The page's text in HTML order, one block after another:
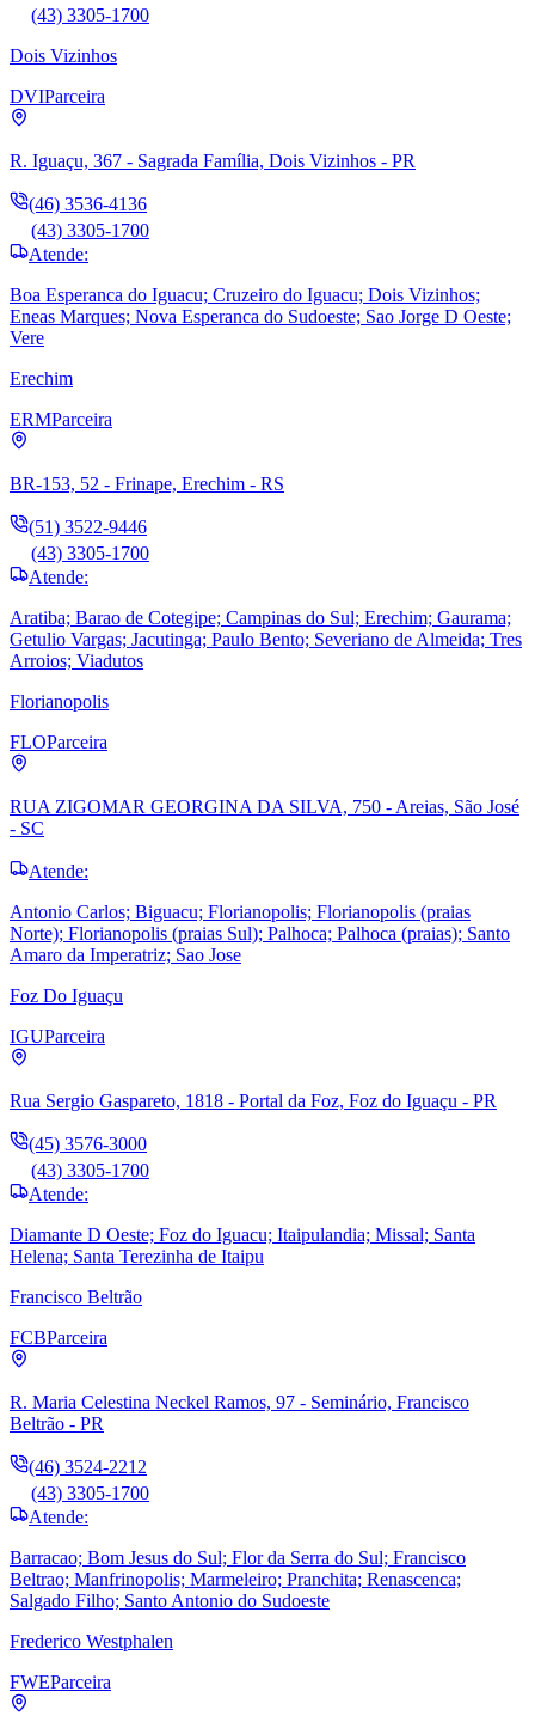
(43) 3305-1700
Dois Vizinhos
DVIParceira
R. Iguaçu, 367 - Sagrada Família, Dois Vizinhos - PR
(46) 3536-4136
(43) 3305-1700
Atende:
Boa Esperanca do Iguacu; Cruzeiro do Iguacu; Dois Vizinhos;
Eneas Marques; Nova Esperanca do Sudoeste; Sao Jorge D Oeste;
Vere
Erechim
ERMParceira
BR-153, 52 - Frinape, Erechim - RS
(51) 3522-9446
(43) 3305-1700
Atende:
Aratiba; Barao de Cotegipe; Campinas do Sul; Erechim; Gaurama;
Getulio Vargas; Jacutinga; Paulo Bento; Severiano de Almeida; Tres
Arroios; Viadutos
Florianopolis
FLOParceira
RUA ZIGOMAR GEORGINA DA SILVA, 750 - Areias, São José
- SC
Atende:
Antonio Carlos; Biguacu; Florianopolis; Florianopolis (praias
Norte); Florianopolis (praias Sul); Palhoca; Palhoca (praias); Santo
Amaro da Imperatriz; Sao Jose
Foz Do Iguaçu
IGUParceira
Rua Sergio Gaspareto, 1818 - Portal da Foz, Foz do Iguaçu - PR
(45) 3576-3000
(43) 3305-1700
Atende:
Diamante D Oeste; Foz do Iguacu; Itaipulandia; Missal; Santa
Helena; Santa Terezinha de Itaipu
Francisco Beltrão
FCBParceira
R. Maria Celestina Neckel Ramos, 97 - Seminário, Francisco
Beltrão - PR
(46) 3524-2212
(43) 3305-1700
Atende:
Barracao; Bom Jesus do Sul; Flor da Serra do Sul; Francisco
Beltrao; Manfrinopolis; Marmeleiro; Pranchita; Renascenca;
Salgado Filho; Santo Antonio do Sudoeste
Frederico Westphalen
FWEParceira